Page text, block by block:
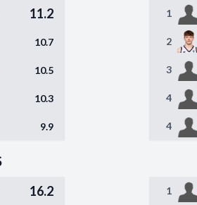
11.2
10.7
10.5
10.3
9.9
1
2
3
4
4
16.2 1